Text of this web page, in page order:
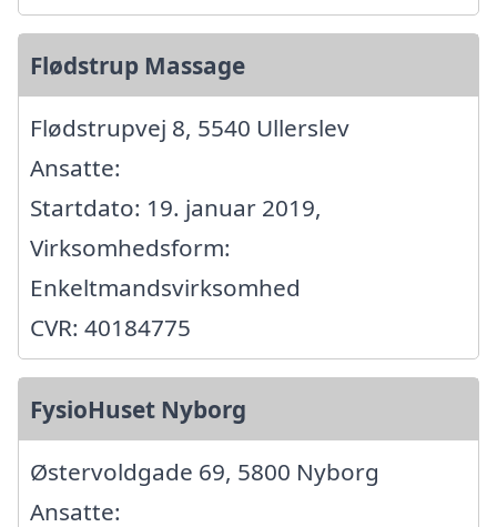
Flødstrup Massage
Flødstrupvej 8, 5540 Ullerslev
Ansatte:
Startdato: 19. januar 2019,
Virksomhedsform:
Enkeltmandsvirksomhed
CVR: 40184775
FysioHuset Nyborg
Østervoldgade 69, 5800 Nyborg
Ansatte: